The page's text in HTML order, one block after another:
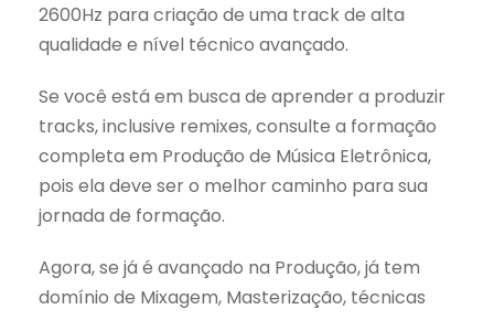
2600Hz para criação de uma track de alta
qualidade e nível técnico avançado.
Se você está em busca de aprender a produzir
tracks, inclusive remixes, consulte a formação
completa em Produção de Música Eletrônica,
pois ela deve ser o melhor caminho para sua
jornada de formação.
Agora, se já é avançado na Produção, já tem
domínio de Mixagem, Masterização, técnicas